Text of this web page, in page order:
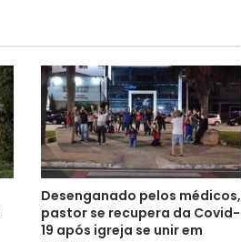
Desenganado pelos médicos,
pastor se recupera da Covid-
19 após igreja se unir em